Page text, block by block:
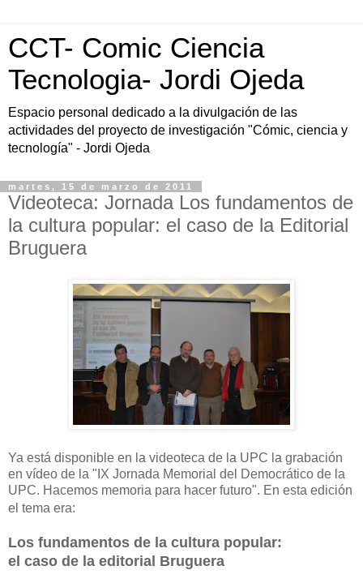
CCT- Comic Ciencia
Tecnologia- Jordi Ojeda
Espacio personal dedicado a la divulgación de las
actividades del proyecto de investigación "Cómic, ciencia y
tecnología" - Jordi Ojeda
martes, 15 de marzo de 2011
Videoteca: Jornada Los fundamentos de
la cultura popular: el caso de la Editorial
Bruguera
Ya está disponible en la videoteca de la UPC la grabación
en vídeo de la "IX Jornada Memorial del Democrático de la
UPC. Hacemos memoria para hacer futuro". En esta edición
el tema era:
Los fundamentos de la cultura popular:
el caso de la editorial Bruguera